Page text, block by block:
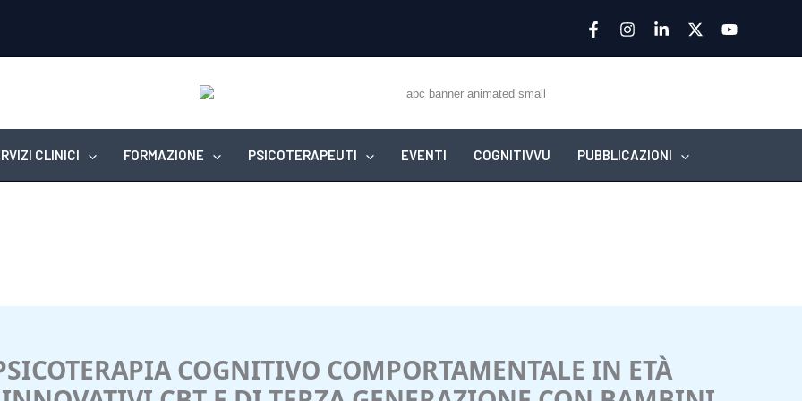
CLINICI FORMAZIONE PSICOTERAPEUTI EVENTI COGNITIVVU PUBBLICAZIONI
COGNITIVO COMPORTAMENTALE IN ETÀ